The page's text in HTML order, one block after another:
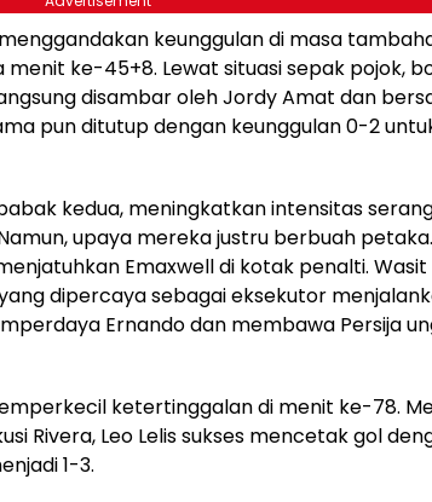
keunggulan di masa
ke-45+8. Lewat situasi sepak pojok,
disambar oleh Jordy Amat dan
pun ditutup dengan keunggulan 0-2
kedua, meningkatkan intensitas
upaya mereka justru berbuah
Emaxwell di kotak penalti.
dipercaya sebagai eksekutor
Ernando dan membawa Persija
ketertinggalan di menit ke-78.
Rivera, Leo Lelis sukses mencetak gol
1-3.